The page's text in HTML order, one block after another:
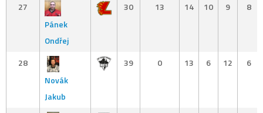
27
Pánek
Ondřej
30 13 14 10 9 8
28
Novák
Jakub
39 0 13 6 12 6